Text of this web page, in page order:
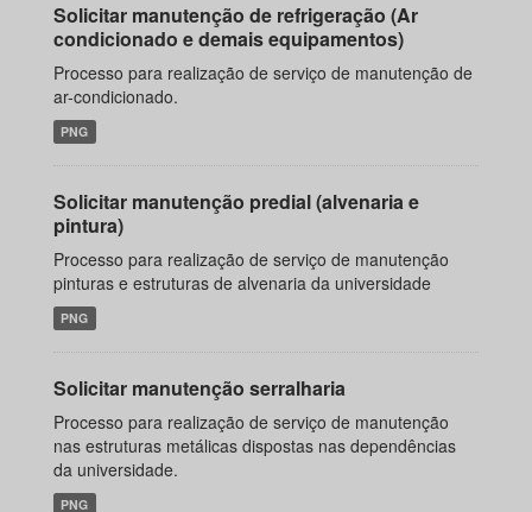
Solicitar manutenção de refrigeração (Ar
condicionado e demais equipamentos)
Processo para realização de serviço de manutenção de
ar-condicionado.
PNG
Solicitar manutenção predial (alvenaria e
pintura)
Processo para realização de serviço de manutenção
pinturas e estruturas de alvenaria da universidade
PNG
Solicitar manutenção serralharia
Processo para realização de serviço de manutenção
nas estruturas metálicas dispostas nas dependências
da universidade.
PNG